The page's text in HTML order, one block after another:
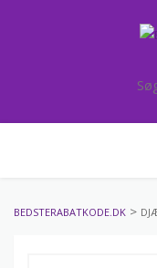
BEDSTERABATKODE.DK >